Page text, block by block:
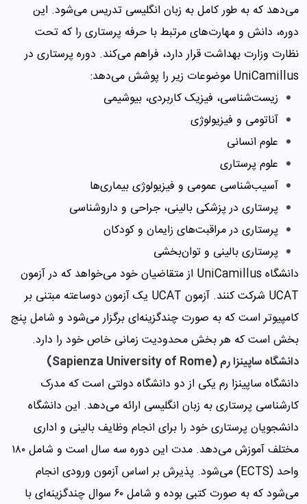
می‌دهد که به طور کامل به زبان انگلیسی تدریس می‌شود. این
دوره، دانش و مهارت‌های مرتبط با حرفه پرستاری را که تحت
نظارت وزارت بهداشت قرار دارد، فراهم می‌کند. دوره پرستاری در
UniCamillus موضوعات زیر را پوشش می‌دهد:
زیست‌شناسی، فیزیک کاربردی، بیوشیمی
آناتومی و فیزیولوژی
علوم انسانی
علوم پرستاری
آسیب‌شناسی عمومی و فیزیولوژی بیماری‌ها
پرستاری در پزشکی بالینی، جراحی و داروشناسی
پرستاری در مراقبت‌های زایمان و کودکان
پرستاری بالینی و توان‌بخشی
دانشگاه UniCamillus از متقاضیان خود می‌خواهد که در آزمون
UCAT شرکت کنند. آزمون UCAT یک آزمون دوساعته مبتنی بر
کامپیوتر است که به صورت چندگزینه‌ای برگزار می‌شود و شامل پنج
بخش است که هر بخش محدودیت زمانی خاص خود را دارد.
دانشگاه ساپینزا رم (Sapienza University of Rome)
دانشگاه ساپینزا رم یکی از دو دانشگاه دولتی است که مدرک
کارشناسی پرستاری به زبان انگلیسی ارائه می‌دهد. این دانشگاه
دانشجویان پرستاری خود را برای انجام وظایف بالینی و اداری
مختلف آموزش می‌دهد. مدت این دوره سه سال است و شامل ۱۸۰
واحد (ECTS) می‌شود. پذیرش بر اساس آزمون ورودی انجام
می‌شود که به صورت کتبی بوده و شامل ۶۰ سوال چندگزینه‌ای با